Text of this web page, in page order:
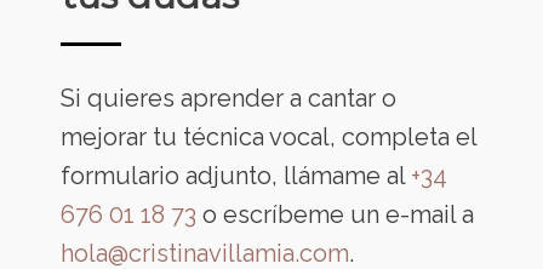
Si quieres aprender a cantar o
mejorar tu técnica vocal, completa el
formulario adjunto, llámame al +34
676 01 18 73 o escríbeme un e-mail a
hola@cristinavillamia.com.